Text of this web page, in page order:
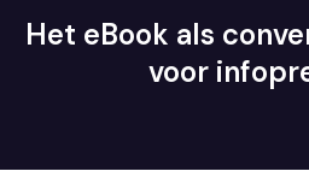
Het eBook als
voor